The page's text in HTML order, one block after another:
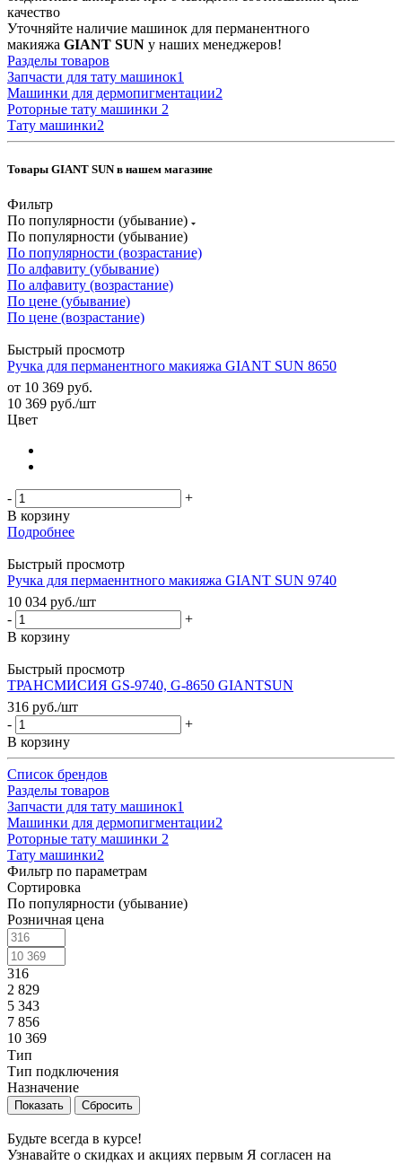
качество
Уточняйте наличие машинок для перманентного
макияжа GIANT SUN у наших менеджеров!
Разделы товаров
Запчасти для тату машинок1
Машинки для дермопигментации2
Роторные тату машинки 2
Тату машинки2
Товары GIANT SUN в нашем магазине
Фильтр
По популярности (убывание)
По популярности (убывание)
По популярности (возрастание)
По алфавиту (убывание)
По алфавиту (возрастание)
По цене (убывание)
По цене (возрастание)
Быстрый просмотр
Ручка для перманентного макияжа GIANT SUN 8650
от 10 369 руб.
10 369 руб./шт
Цвет
-
+
В корзину
Подробнее
Быстрый просмотр
Ручка для пермаеннтного макияжа GIANT SUN 9740
10 034 руб./шт
-
+
В корзину
Быстрый просмотр
ТРАНСМИСИЯ GS-9740, G-8650 GIANTSUN
316 руб./шт
-
+
В корзину
Список брендов
Разделы товаров
Запчасти для тату машинок1
Машинки для дермопигментации2
Роторные тату машинки 2
Тату машинки2
Фильтр по параметрам
Сортировка
По популярности (убывание)
Розничная цена
316
2 829
5 343
7 856
10 369
Тип
Тип подключения
Назначение
Сбросить
Будьте всегда в курсе!
Узнавайте о скидках и акциях первым Я согласен на